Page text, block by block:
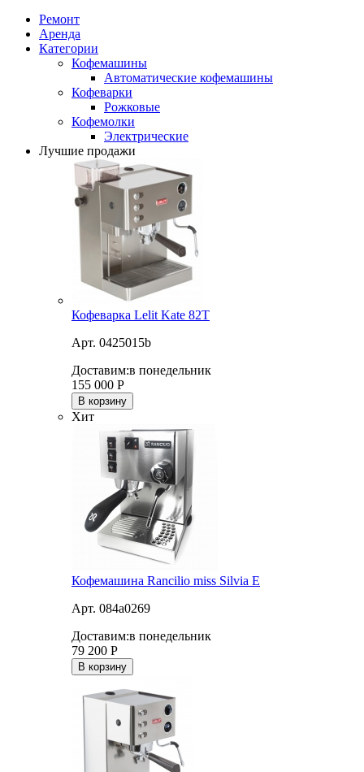
Ремонт
Аренда
Категории
Кофемашины
Автоматические кофемашины
Кофеварки
Рожковые
Кофемолки
Электрические
Лучшие продажи
Кофеварка Lelit Kate 82T
Арт. 0425015b
Доставим:в понедельник
155 000 Р
В корзину
Хит
Кофемашина Rancilio miss Silvia E
Арт. 084a0269
Доставим:в понедельник
79 200 Р
В корзину